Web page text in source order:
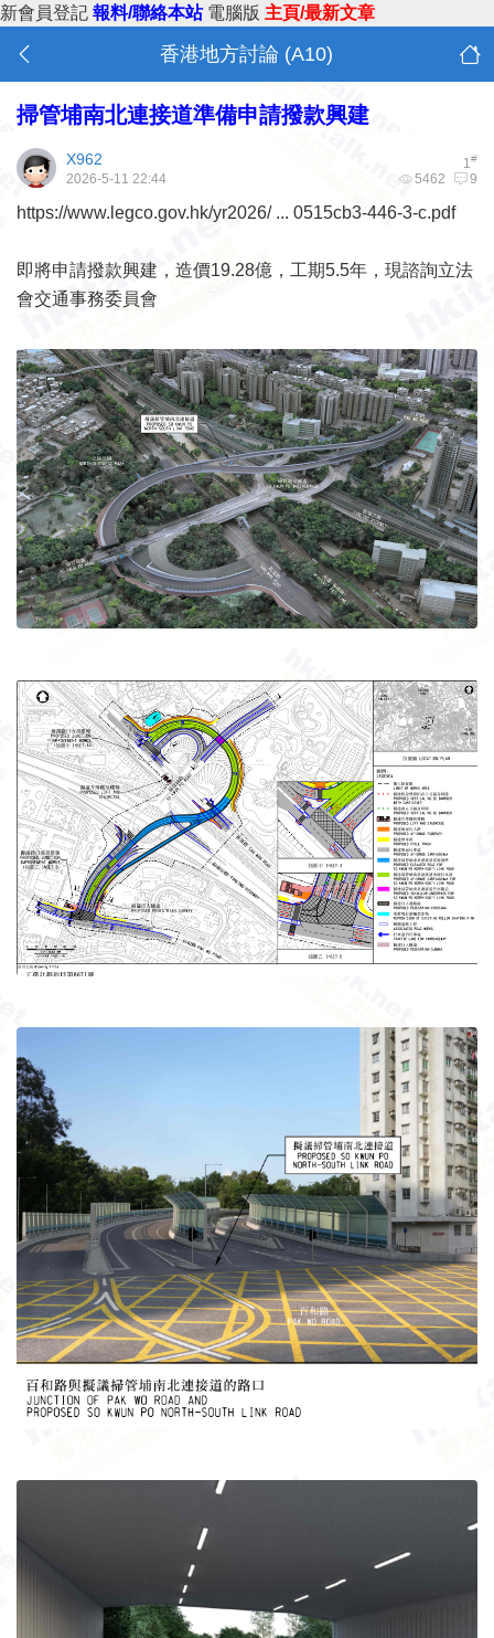
新會員登記 報料/聯絡本站 電腦版 主頁/最新文章
香港地方討論 (A10)
掃管埔南北連接道準備申請撥款興建
1#
X962
5462 9
2026-5-11 22:44
https://www.legco.gov.hk/yr2026/ ... 0515cb3-446-3-c.pdf
即將申請撥款興建，造價19.28億，工期5.5年，現諮詢立法
會交通事務委員會